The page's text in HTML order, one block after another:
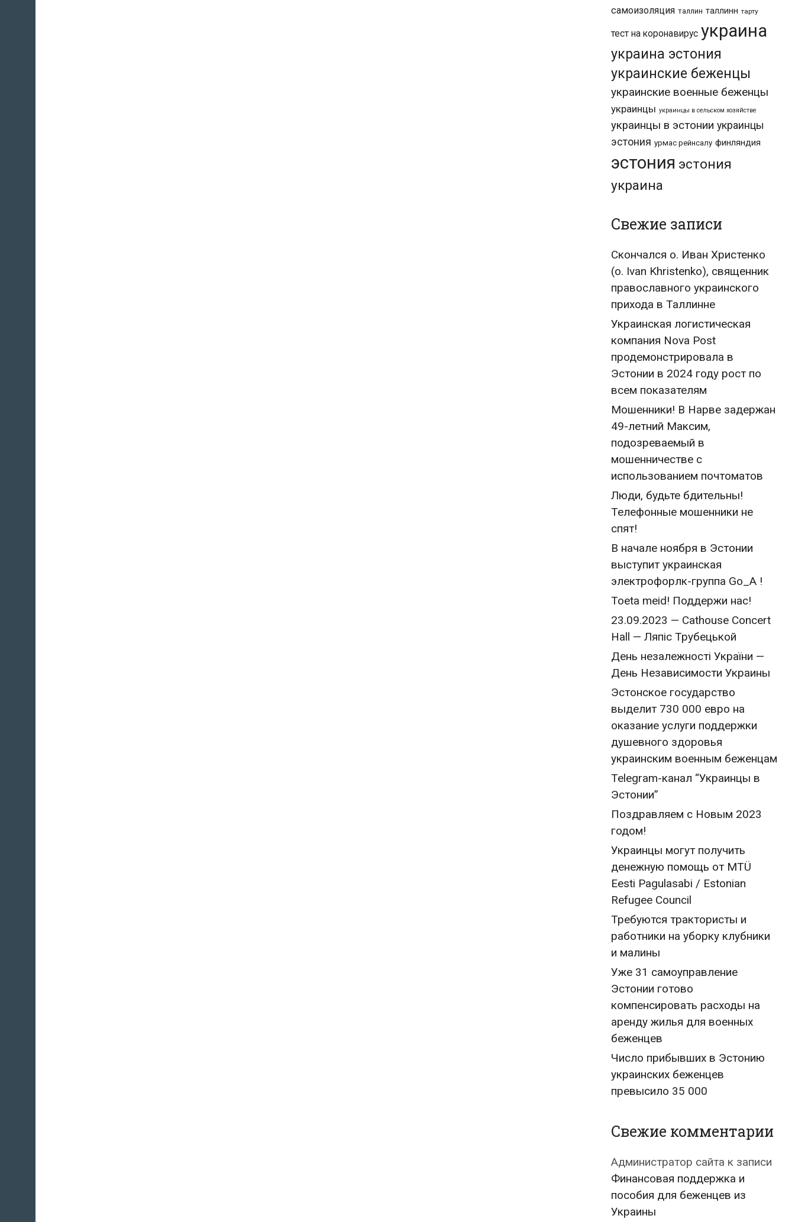
самоизоляция таллин таллинн тарту
тест на коронавирус украина
украина эстония
украинские беженцы
украинские военные беженцы
украинцы украинцы в сельском хозяйстве
украинцы в эстонии украинцы
эстония урмас рейнсалу финляндия
эстония эстония
украина
Свежие записи
Скончался о. Иван Христенко
(о. Ivan Khristenko), священник
православного украинского
прихода в Таллинне
Украинская логистическая
компания Nova Post
продемонстрировала в
Эстонии в 2024 году рост по
всем показателям
Мошенники! В Нарве задержан
49-летний Максим,
подозреваемый в
мошенничестве с
использованием почтоматов
Люди, будьте бдительны!
Телефонные мошенники не
спят!
В начале ноября в Эстонии
выступит украинская
электрофорлк-группа Go_A !
Toeta meid! Поддержи нас!
23.09.2023 — Cathouse Concert
Hall — Ляпіс Трубецькой
День незалежності України —
День Независимости Украины
Эстонское государство
выделит 730 000 евро на
оказание услуги поддержки
душевного здоровья
украинским военным беженцам
Telegram-канал “Украинцы в
Эстонии”
Поздравляем с Новым 2023
годом!
Украинцы могут получить
денежную помощь от MTÜ
Eesti Pagulasabi / Estonian
Refugee Council
Требуются трактористы и
работники на уборку клубники
и малины
Уже 31 самоуправление
Эстонии готово
компенсировать расходы на
аренду жилья для военных
беженцев
Число прибывших в Эстонию
украинских беженцев
превысило 35 000
Свежие комментарии
Администратор сайта к записи
Финансовая поддержка и
пособия для беженцев из
Украины